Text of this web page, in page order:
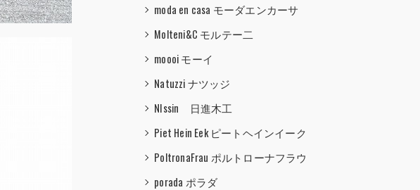
moda en casa モーダエンカーサ
Molteni&C モルテー二
moooi モーイ
Natuzzi ナツッジ
NIssin 日進木工
Piet Hein Eek ピートヘインイーク
PoltronaFrau ポルトローナフラウ
porada ポラダ